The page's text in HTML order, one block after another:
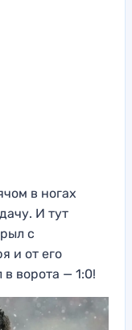
в ногах
И тут
с
и от его
в ворота — 1:0!